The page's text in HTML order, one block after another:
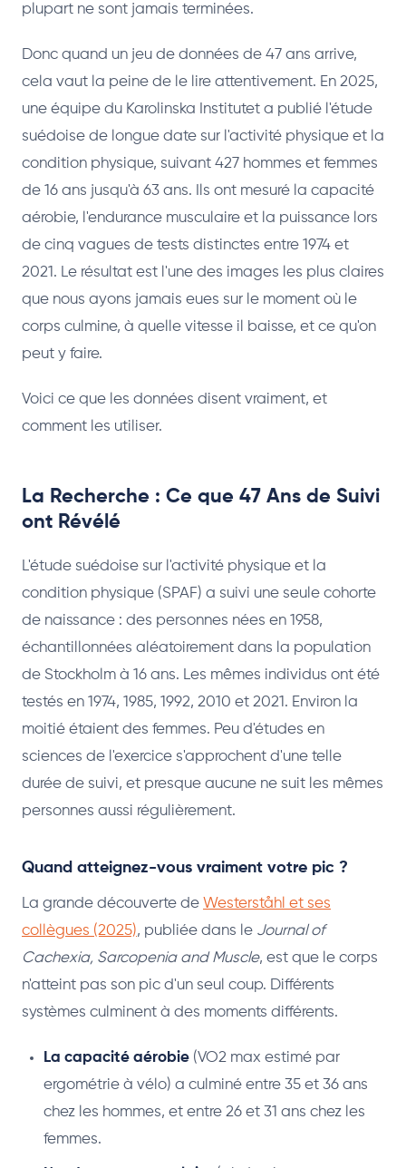
plupart ne sont jamais terminées.
Donc quand un jeu de données de 47 ans arrive,
cela vaut la peine de le lire attentivement. En 2025,
une équipe du Karolinska Institutet a publié l'étude
suédoise de longue date sur l'activité physique et la
condition physique, suivant 427 hommes et femmes
de 16 ans jusqu'à 63 ans. Ils ont mesuré la capacité
aérobie, l'endurance musculaire et la puissance lors
de cinq vagues de tests distinctes entre 1974 et
2021. Le résultat est l'une des images les plus claires
que nous ayons jamais eues sur le moment où le
corps culmine, à quelle vitesse il baisse, et ce qu'on
peut y faire.
Voici ce que les données disent vraiment, et
comment les utiliser.
La Recherche : Ce que 47 Ans de Suivi
ont Révélé
L'étude suédoise sur l'activité physique et la
condition physique (SPAF) a suivi une seule cohorte
de naissance : des personnes nées en 1958,
échantillonnées aléatoirement dans la population
de Stockholm à 16 ans. Les mêmes individus ont été
testés en 1974, 1985, 1992, 2010 et 2021. Environ la
moitié étaient des femmes. Peu d'études en
sciences de l'exercice s'approchent d'une telle
durée de suivi, et presque aucune ne suit les mêmes
personnes aussi régulièrement.
Quand atteignez-vous vraiment votre pic ?
La grande découverte de Westerståhl et ses
collègues (2025), publiée dans le Journal of
Cachexia, Sarcopenia and Muscle, est que le corps
n'atteint pas son pic d'un seul coup. Différents
systèmes culminent à des moments différents.
La capacité aérobie (VO2 max estimé par
ergométrie à vélo) a culminé entre 35 et 36 ans
chez les hommes, et entre 26 et 31 ans chez les
femmes.